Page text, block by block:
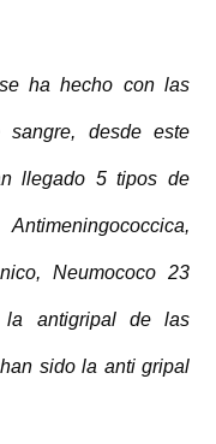
ha hecho con las
desde este
llegado 5 tipos de
Neumococo 23
la antigripal de las
sido la anti gripal